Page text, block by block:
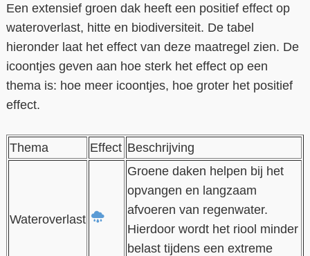
Een extensief groen dak heeft een positief effect op
wateroverlast, hitte en biodiversiteit. De tabel
hieronder laat het effect van deze maatregel zien. De
icoontjes geven aan hoe sterk het effect op een
thema is: hoe meer icoontjes, hoe groter het positief
effect.
Thema Effect Beschrijving
Wateroverlast
Groene daken helpen bij het
opvangen en langzaam
afvoeren van regenwater.
Hierdoor wordt het riool minder
belast tijdens een extreme